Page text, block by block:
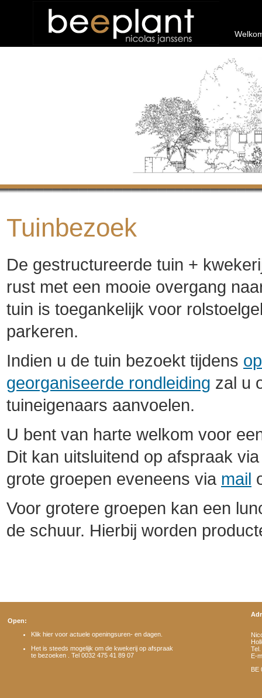
Tuinbezoek
De gestructureerde tuin +
rust met een mooie overgang
tuin is toegankelijk voor
parkeren.
Indien u de tuin bezoekt tijdens
georganiseerde rondleiding zal u
tuineigenaars aanvoelen.
U bent van harte welkom voor
Dit kan uitsluitend op afspraak
grote groepen eveneens via mail
Voor grotere groepen kan een
de schuur. Hierbij worden